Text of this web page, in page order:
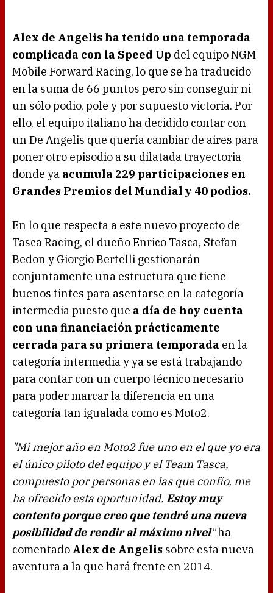
Alex de Angelis ha tenido una temporada
complicada con la Speed Up del equipo NGM
Mobile Forward Racing, lo que se ha traducido
en la suma de 66 puntos pero sin conseguir ni
un sólo podio, pole y por supuesto victoria. Por
ello, el equipo italiano ha decidido contar con
un De Angelis que quería cambiar de aires para
poner otro episodio a su dilatada trayectoria
donde ya acumula 229 participaciones en
Grandes Premios del Mundial y 40 podios.
En lo que respecta a este nuevo proyecto de
Tasca Racing, el dueño Enrico Tasca, Stefan
Bedon y Giorgio Bertelli gestionarán
conjuntamente una estructura que tiene
buenos tintes para asentarse en la categoría
intermedia puesto que a día de hoy cuenta
con una financiación prácticamente
cerrada para su primera temporada en la
categoría intermedia y ya se está trabajando
para contar con un cuerpo técnico necesario
para poder marcar la diferencia en una
categoría tan igualada como es Moto2.
"Mi mejor año en Moto2 fue uno en el que yo era
el único piloto del equipo y el Team Tasca,
compuesto por personas en las que confío, me
ha ofrecido esta oportunidad. Estoy muy
contento porque creo que tendré una nueva
posibilidad de rendir al máximo nivel"ha
comentado Alex de Angelis sobre esta nueva
aventura a la que hará frente en 2014.